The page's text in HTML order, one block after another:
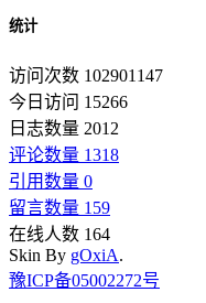
统计
访问次数 102901147
今日访问 15266
日志数量 2012
评论数量 1318
引用数量 0
留言数量 159
在线人数 164
Skin By gOxiA.
豫ICP备05002272号